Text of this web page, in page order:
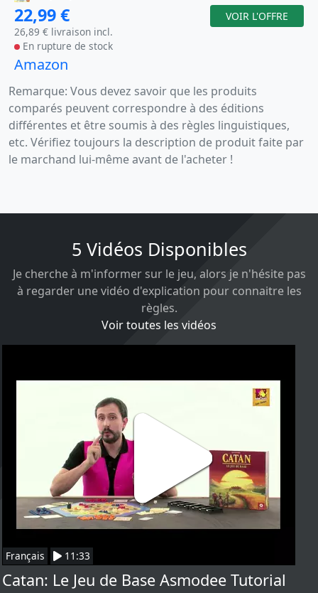
22,99 €
26,89 € livraison incl.
En rupture de stock
VOIR L'OFFRE
Amazon
Remarque: Vous devez savoir que les produits
comparés peuvent correspondre à des éditions
différentes et être soumis à des règles linguistiques,
etc. Vérifiez toujours la description de produit faite par
le marchand lui-même avant de l'acheter !
5 Vidéos Disponibles
Je cherche à m'informer sur le jeu, alors je n'hésite pas
à regarder une vidéo d'explication pour connaitre les
règles.
Voir toutes les vidéos
Français 11:33
Catan: Le Jeu de Base Asmodee Tutorial